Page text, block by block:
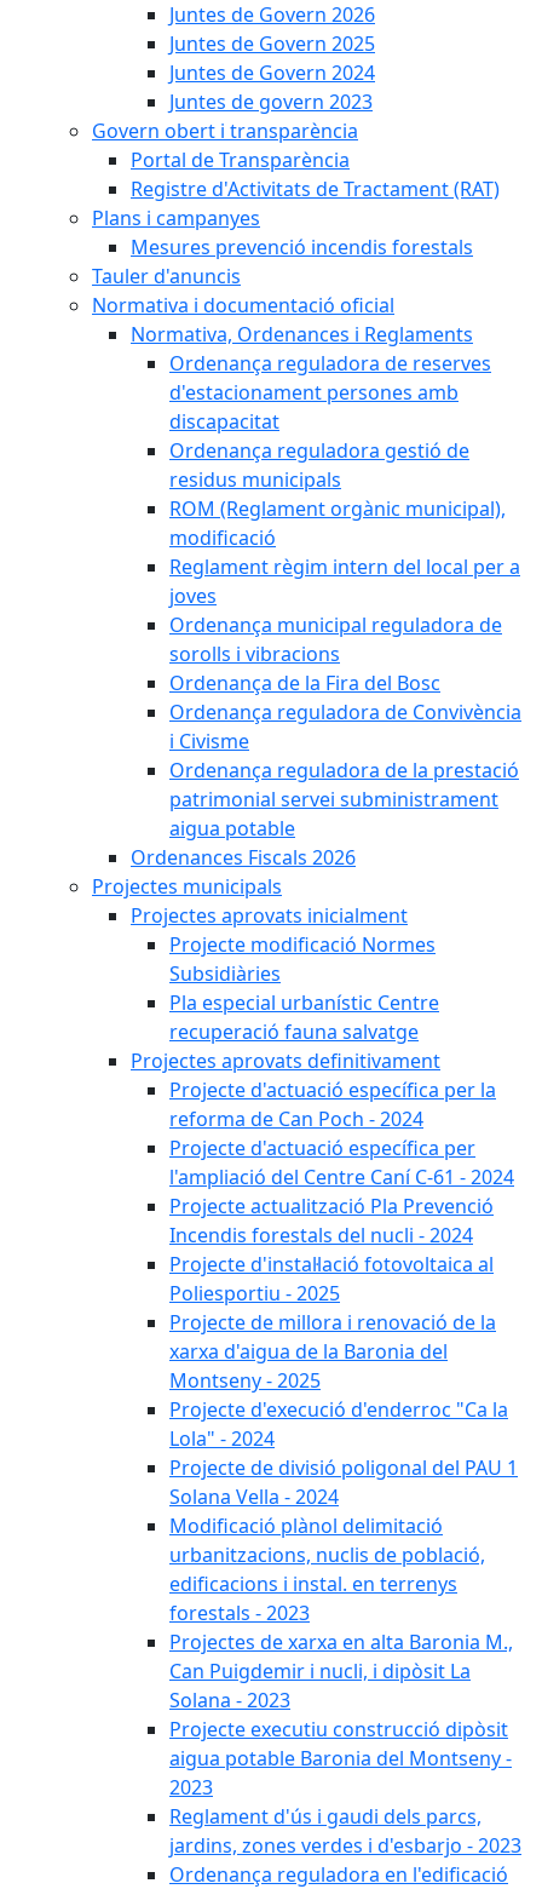
Juntes de Govern 2026
Juntes de Govern 2025
Juntes de Govern 2024
Juntes de govern 2023
Govern obert i transparència
Portal de Transparència
Registre d'Activitats de Tractament (RAT)
Plans i campanyes
Mesures prevenció incendis forestals
Tauler d'anuncis
Normativa i documentació oficial
Normativa, Ordenances i Reglaments
Ordenança reguladora de reserves
d'estacionament persones amb
discapacitat
Ordenança reguladora gestió de
residus municipals
ROM (Reglament orgànic municipal),
modificació
Reglament règim intern del local per a
joves
Ordenança municipal reguladora de
sorolls i vibracions
Ordenança de la Fira del Bosc
Ordenança reguladora de Convivència
i Civisme
Ordenança reguladora de la prestació
patrimonial servei subministrament
aigua potable
Ordenances Fiscals 2026
Projectes municipals
Projectes aprovats inicialment
Projecte modificació Normes
Subsidiàries
Pla especial urbanístic Centre
recuperació fauna salvatge
Projectes aprovats definitivament
Projecte d'actuació específica per la
reforma de Can Poch - 2024
Projecte d'actuació específica per
l'ampliació del Centre Caní C-61 - 2024
Projecte actualització Pla Prevenció
Incendis forestals del nucli - 2024
Projecte d'instal·lació fotovoltaica al
Poliesportiu - 2025
Projecte de millora i renovació de la
xarxa d'aigua de la Baronia del
Montseny - 2025
Projecte d'execució d'enderroc "Ca la
Lola" - 2024
Projecte de divisió poligonal del PAU 1
Solana Vella - 2024
Modificació plànol delimitació
urbanitzacions, nuclis de població,
edificacions i instal. en terrenys
forestals - 2023
Projectes de xarxa en alta Baronia M.,
Can Puigdemir i nucli, i dipòsit La
Solana - 2023
Projecte executiu construcció dipòsit
aigua potable Baronia del Montseny -
2023
Reglament d'ús i gaudi dels parcs,
jardins, zones verdes i d'esbarjo - 2023
Ordenança reguladora en l'edificació